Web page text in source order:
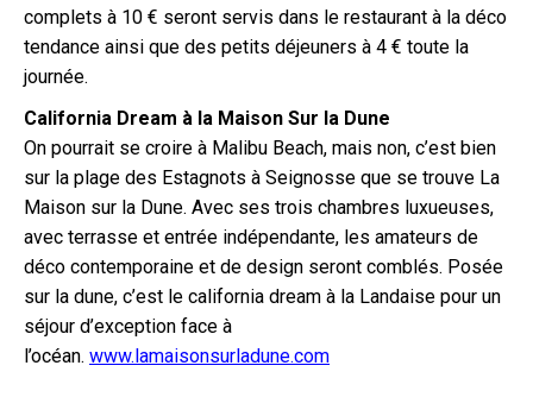
complets à 10 € seront servis dans le restaurant à la déco
tendance ainsi que des petits déjeuners à 4 € toute la
journée.
California Dream à la Maison Sur la Dune
On pourrait se croire à Malibu Beach, mais non, c’est bien
sur la plage des Estagnots à Seignosse que se trouve La
Maison sur la Dune. Avec ses trois chambres luxueuses,
avec terrasse et entrée indépendante, les amateurs de
déco contemporaine et de design seront comblés. Posée
sur la dune, c’est le california dream à la Landaise pour un
séjour d’exception face à
l’océan. www.lamaisonsurladune.com